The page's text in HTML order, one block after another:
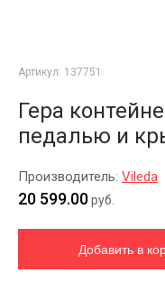
Артикул: 137751
Гера
педалью и
Производитель: Vileda
20 599.00руб.